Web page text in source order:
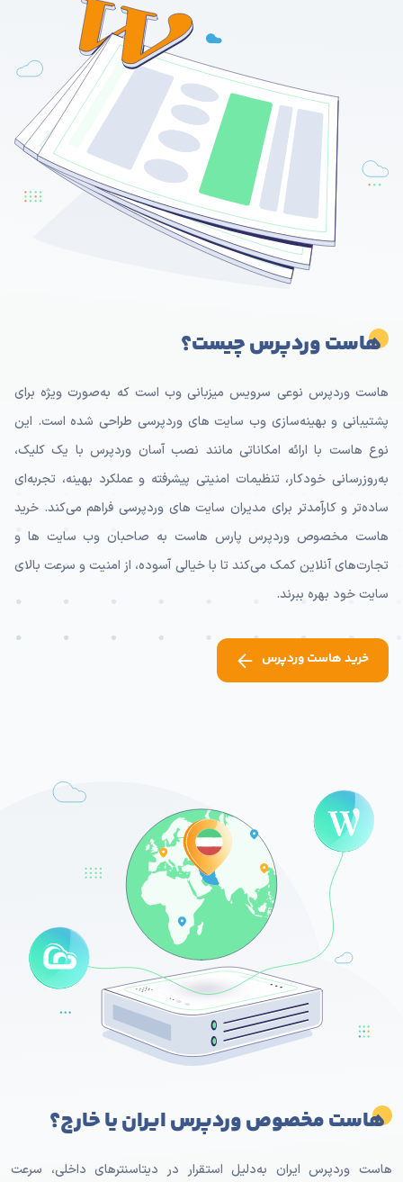
هاست وردپرس چیست؟
هاست وردپرس نوعی سرویس میزبانی وب است که به‌صورت ویژه برای
پشتیبانی و بهینه‌سازی وب سایت های وردپرسی طراحی شده است. این
نوع هاست با ارائه امکاناتی مانند نصب آسان وردپرس با یک کلیک،
به‌روزرسانی خودکار، تنظیمات امنیتی پیشرفته و عملکرد بهینه، تجربه‌ای
ساده‌تر و کارآمدتر برای مدیران سایت های وردپرسی فراهم می‌کند. خرید
هاست مخصوص وردپرس پارس هاست به صاحبان وب سایت ها و
تجارت‌های آنلاین کمک می‌کند تا با خیالی آسوده، از امنیت و سرعت بالای
سایت خود بهره ببرند.
خرید هاست وردپرس
هاست مخصوص وردپرس ایران یا خارج؟
هاست وردپرس ایران به‌دلیل استقرار در دیتاسنترهای داخلی، سرعت